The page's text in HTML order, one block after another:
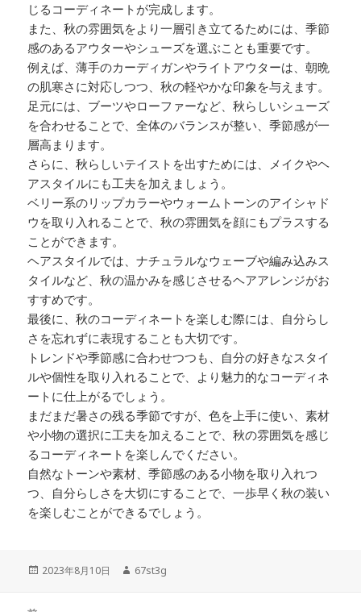
じるコーディネートが完成します。
また、秋の雰囲気をより一層引き立てるためには、季節
感のあるアウターやシューズを選ぶことも重要です。
例えば、薄手のカーディガンやライトアウターは、朝晩
の肌寒さに対応しつつ、秋の軽やかな印象を与えます。
足元には、ブーツやローファーなど、秋らしいシューズ
を合わせることで、全体のバランスが整い、季節感が一
層高まります。
さらに、秋らしいテイストを出すためには、メイクやヘ
アスタイルにも工夫を加えましょう。
ベリー系のリップカラーやウォームトーンのアイシャド
ウを取り入れることで、秋の雰囲気を顔にもプラスする
ことができます。
ヘアスタイルでは、ナチュラルなウェーブや編み込みス
タイルなど、秋の温かみを感じさせるヘアアレンジがお
すすめです。
最後に、秋のコーディネートを楽しむ際には、自分らし
さを忘れずに表現することも大切です。
トレンドや季節感に合わせつつも、自分の好きなスタイ
ルや個性を取り入れることで、より魅力的なコーディネ
ートに仕上がるでしょう。
まだまだ暑さの残る季節ですが、色を上手に使い、素材
や小物の選択に工夫を加えることで、秋の雰囲気を感じ
るコーディネートを楽しんでください。
自然なトーンや素材、季節感のある小物を取り入れつ
つ、自分らしさを大切にすることで、一歩早く秋の装い
を楽しむことができるでしょう。
投
2023年8月10日
作
67st3g